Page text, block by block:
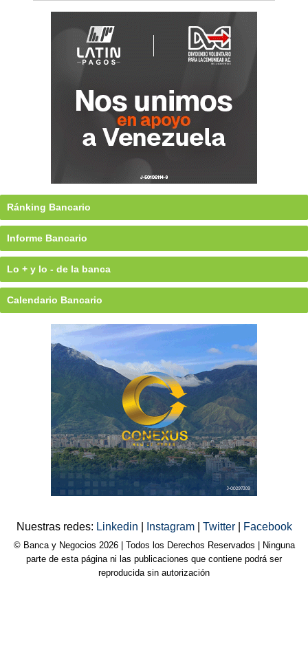
Ránking Bancario
Informe Bancario
Lo + y lo - de la banca
Calendario Bancario
Nuestras redes: Linkedin Instagram Twitter Facebook
© Banca y Negocios 2026 | Todos los Derechos Reservados | Ninguna
parte de esta página ni las publicaciones que contiene podrá ser
reproducida sin autorización